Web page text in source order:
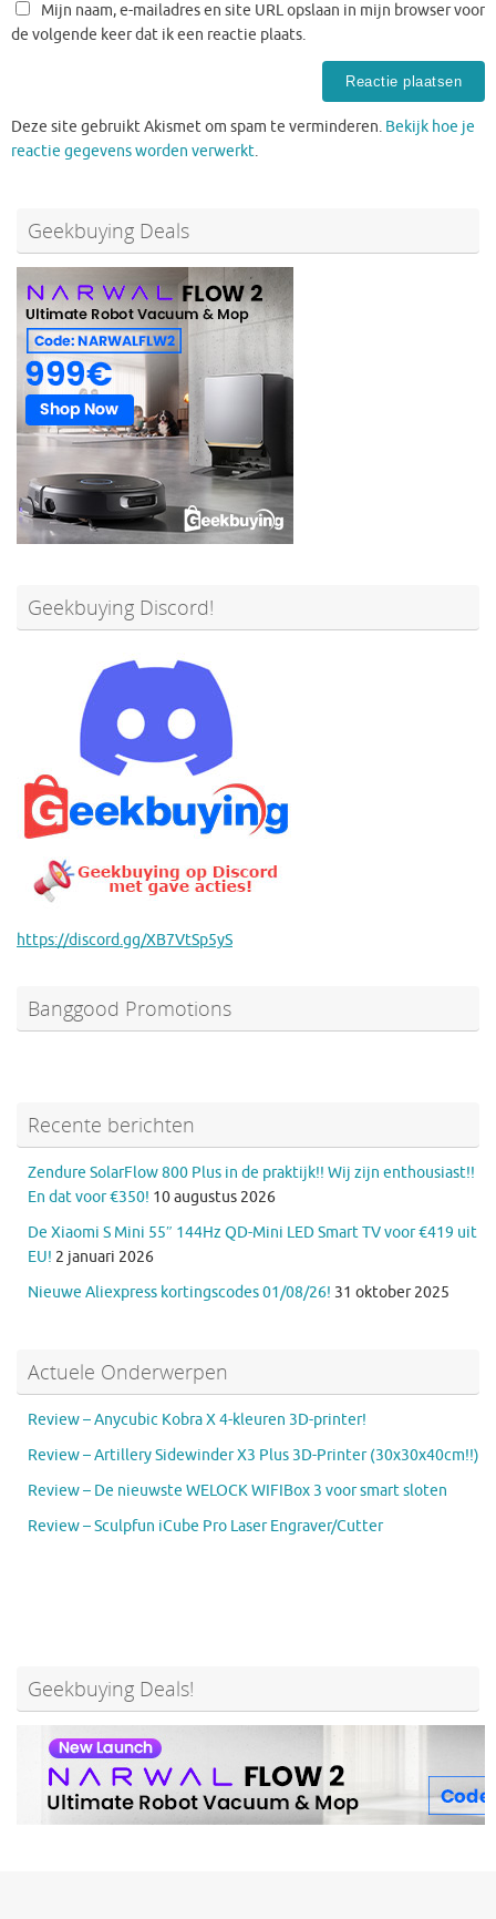
Mijn naam, e-mailadres en site URL opslaan in mijn browser voor
de volgende keer dat ik een reactie plaats.
Deze site gebruikt Akismet om spam te verminderen. Bekijk hoe je
reactie gegevens worden verwerkt.
Geekbuying Deals
Geekbuying Discord!
https://discord.gg/XB7VtSp5yS
Banggood Promotions
Recente berichten
Zendure SolarFlow 800 Plus in de praktijk!! Wij zijn enthousiast!!
En dat voor €350! 10 augustus 2026
De Xiaomi S Mini 55″ 144Hz QD-Mini LED Smart TV voor €419 uit
EU! 2 januari 2026
Nieuwe Aliexpress kortingscodes 01/08/26! 31 oktober 2025
Actuele Onderwerpen
Review – Anycubic Kobra X 4-kleuren 3D-printer!
Review – Artillery Sidewinder X3 Plus 3D-Printer (30x30x40cm!!)
Review – De nieuwste WELOCK WIFIBox 3 voor smart sloten
Review – Sculpfun iCube Pro Laser Engraver/Cutter
Geekbuying Deals!